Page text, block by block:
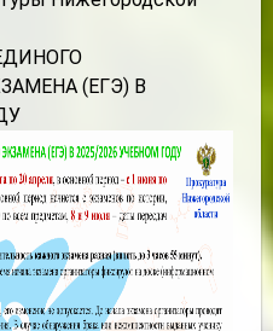
(ЕГЭ) В